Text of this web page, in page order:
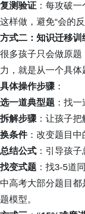
复测验证 ：每攻破
这样做，避免“会的
方式二：知识迁移
很多孩子只会做原题
力，就是从一个具
具体操作步骤：
选一道典型题 ：找
拆解步骤：让孩子把
换条件：改变题目中
总结公式 ：引导孩
找变式题 ：找3-5道
中高考大部分题目
题模型。